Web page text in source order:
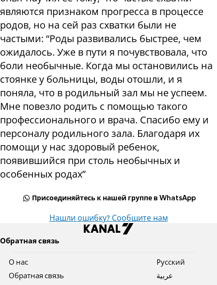
являются признаком прогресса в процессе
родов, но на сей раз схватки были не
частыми: “Роды развивались быстрее, чем
ожидалось. Уже в пути я почувствовала, что
боли необычные. Когда мы остановились на
стоянке у больницы, воды отошли, и я
поняла, что в родильный зал мы не успеем.
Мне повезло родить с помощью такого
профессионального и врача. Спасибо ему и
персоналу родильного зала. Благодаря их
помощи у нас здоровый ребенок,
появившийся при столь необычных и
особенных родах”
Присоединяйтесь к нашей группе в WhatsApp
Нашли ошибку? Сообщите нам
Обратная связь
О нас
Обратная связь
Pусский
عربية